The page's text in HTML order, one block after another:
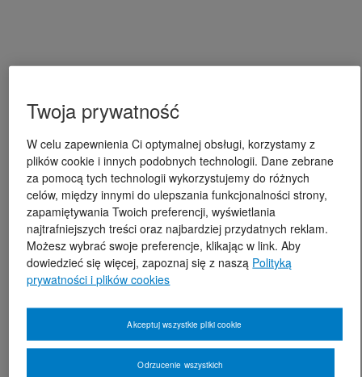
Twoja prywatność
W celu zapewnienia Ci optymalnej obsługi, korzystamy z
plików cookie i innych podobnych technologii. Dane zebrane
za pomocą tych technologii wykorzystujemy do różnych
celów, między innymi do ulepszania funkcjonalności strony,
zapamiętywania Twoich preferencji, wyświetlania
najtrafniejszych treści oraz najbardziej przydatnych reklam.
Możesz wybrać swoje preferencje, klikając w link. Aby
dowiedzieć się więcej, zapoznaj się z naszą Polityką
prywatności i plików cookies
Odrzucenie wszystkich
Akceptuj wszystkie pliki cookie